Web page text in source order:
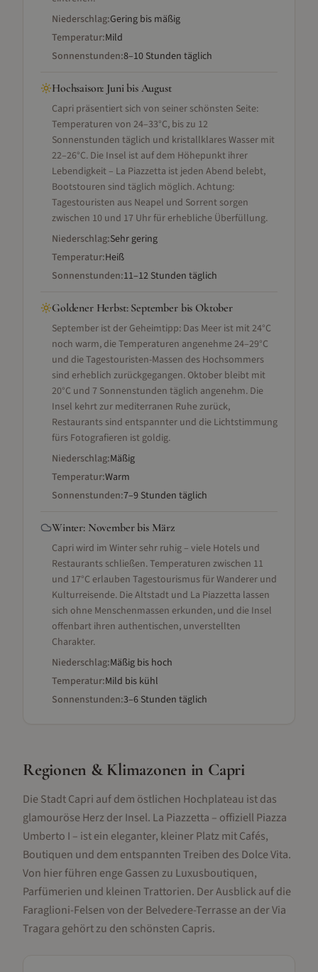
Niederschlag:Gering bis mäßig
Temperatur:Mild
Sonnenstunden:8–10 Stunden täglich
Hochsaison: Juni bis August
Capri präsentiert sich von seiner schönsten Seite:
Temperaturen von 24–33°C, bis zu 12
Sonnenstunden täglich und kristallklares Wasser mit
22–26°C. Die Insel ist auf dem Höhepunkt ihrer
Lebendigkeit – La Piazzetta ist jeden Abend belebt,
Bootstouren sind täglich möglich. Achtung:
Tagestouristen aus Neapel und Sorrent sorgen
zwischen 10 und 17 Uhr für erhebliche Überfüllung.
Niederschlag:Sehr gering
Temperatur:Heiß
Sonnenstunden:11–12 Stunden täglich
Goldener Herbst: September bis Oktober
September ist der Geheimtipp: Das Meer ist mit 24°C
noch warm, die Temperaturen angenehme 24–29°C
und die Tagestouristen-Massen des Hochsommers
sind erheblich zurückgegangen. Oktober bleibt mit
20°C und 7 Sonnenstunden täglich angenehm. Die
Insel kehrt zur mediterranen Ruhe zurück,
Restaurants sind entspannter und die Lichtstimmung
fürs Fotografieren ist goldig.
Niederschlag:Mäßig
Temperatur:Warm
Sonnenstunden:7–9 Stunden täglich
Winter: November bis März
Capri wird im Winter sehr ruhig – viele Hotels und
Restaurants schließen. Temperaturen zwischen 11
und 17°C erlauben Tagestourismus für Wanderer und
Kulturreisende. Die Altstadt und La Piazzetta lassen
sich ohne Menschenmassen erkunden, und die Insel
offenbart ihren authentischen, unverstellten
Charakter.
Niederschlag:Mäßig bis hoch
Temperatur:Mild bis kühl
Sonnenstunden:3–6 Stunden täglich
Regionen & Klimazonen in Capri
Die Stadt Capri auf dem östlichen Hochplateau ist das
glamouröse Herz der Insel. La Piazzetta – offiziell Piazza
Umberto I – ist ein eleganter, kleiner Platz mit Cafés,
Boutiquen und dem entspannten Treiben des Dolce Vita.
Von hier führen enge Gassen zu Luxusboutiquen,
Parfümerien und kleinen Trattorien. Der Ausblick auf die
Faraglioni-Felsen von der Belvedere-Terrasse an der Via
Tragara gehört zu den schönsten Capris.